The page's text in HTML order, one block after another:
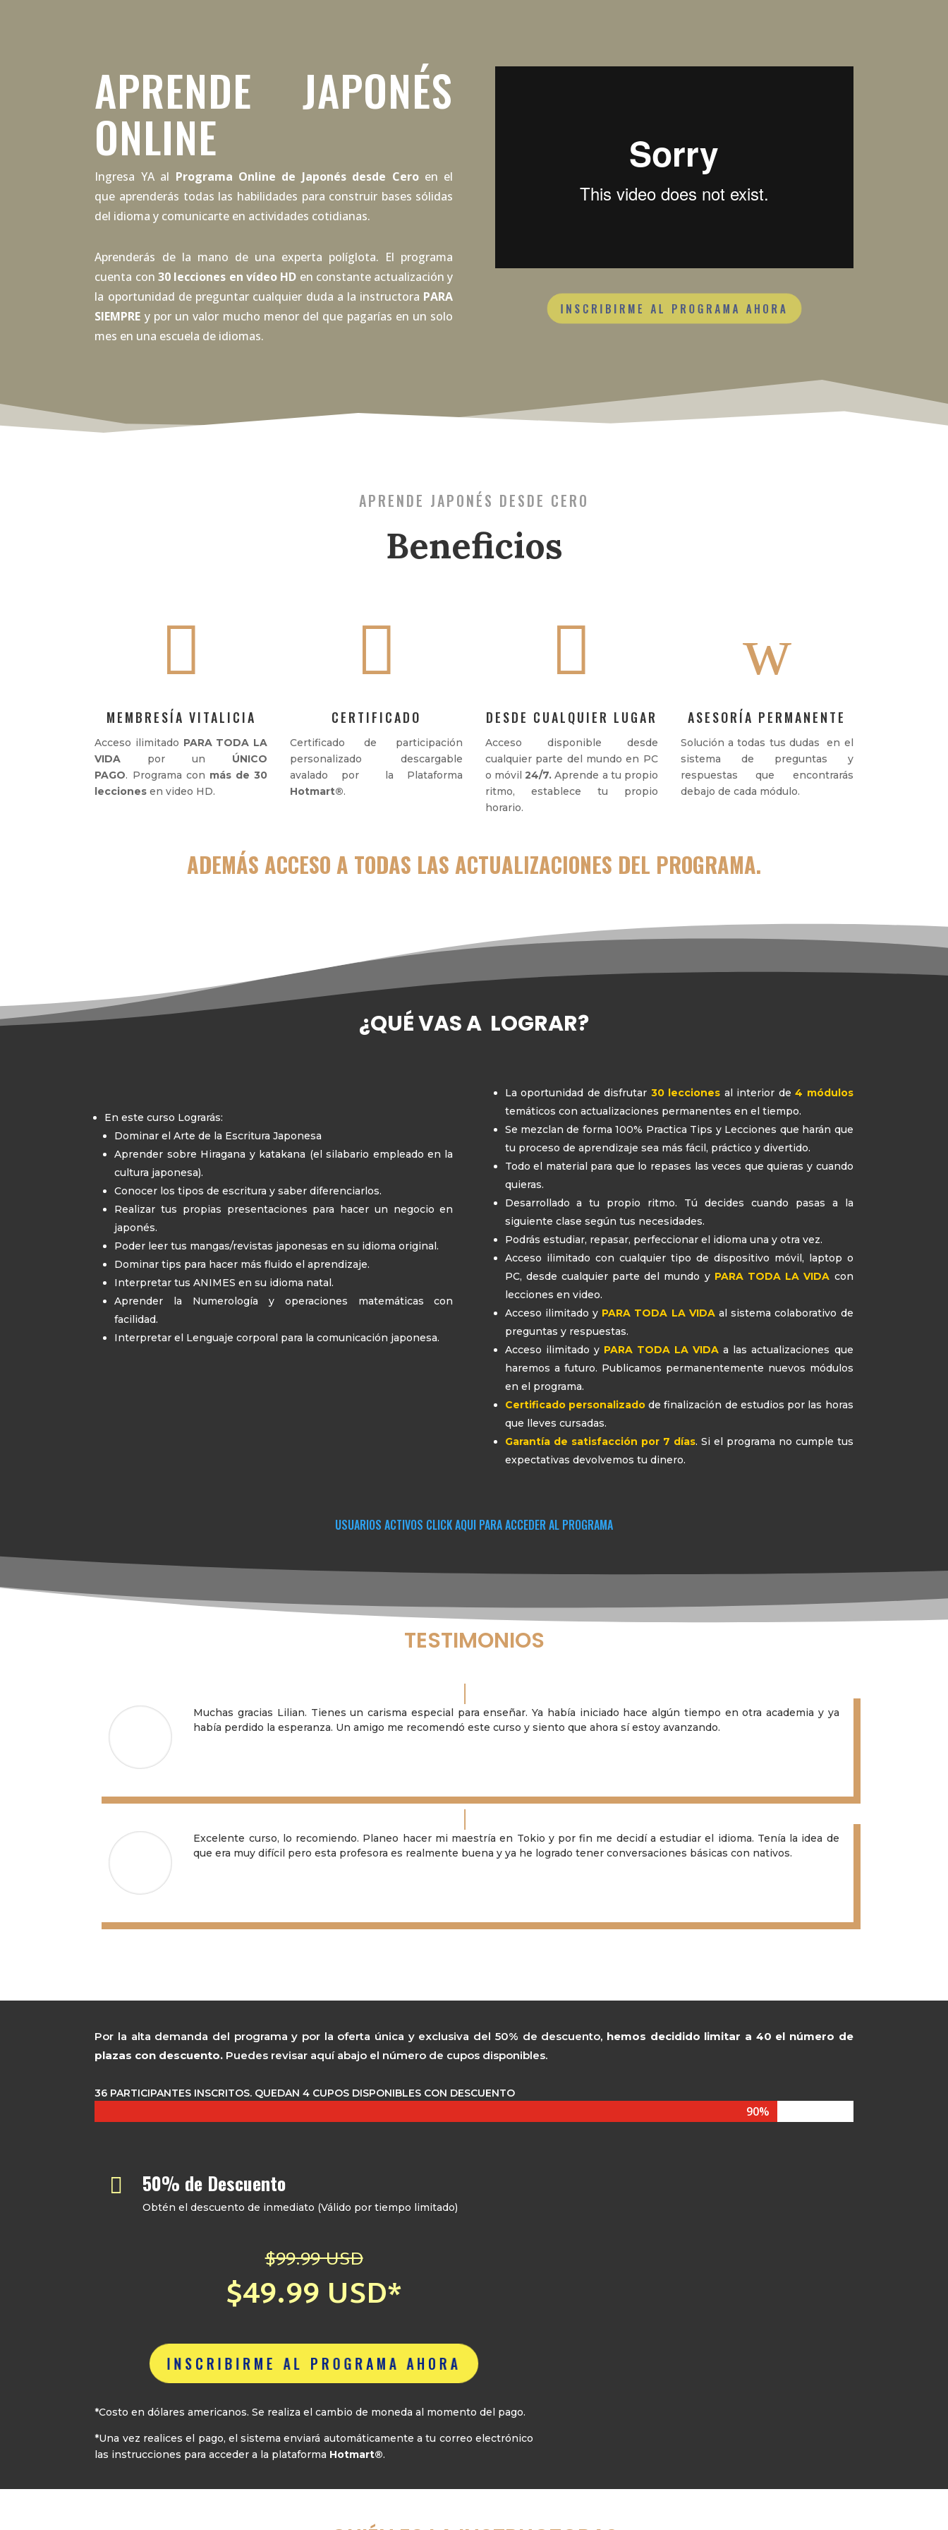
APRENDE JAPONÉS
ONLINE
Ingresa YA al Programa Online de Japonés desde Ceroen el
que aprenderás todas las habilidades para construir bases sólidas
del idioma y comunicarte en actividades cotidianas.
Aprenderás de la mano de una experta políglota. El programa
cuenta con30 lecciones en vídeo HD en constante actualización y
la oportunidad de preguntar cualquier duda a la instructora PARA
SIEMPRE y por un valor mucho menor del que pagarías en un solo
mes en una escuela de idiomas.
INSCRIBIRME AL PROGRAMA AHORA
APRENDE JAPONÉS DESDE CERO
Beneficios

MEMBRESÍA VITALICIA
Acceso ilimitado PARA TODA LA
VIDA por un ÚNICO
PAGO. Programa con más de 30
leccionesen video HD.

CERTIFICADO
Certificado de participación
personalizado descargable
avalado por la Plataforma
Hotmart®.

DESDE CUALQUIER LUGAR
Acceso disponible desde
cualquier parte del mundo en PC
o móvil24/7.Aprende a tu propio
ritmo, establece tu propio
horario.
w
ASESORÍA PERMANENTE
Solución a todas tus dudas en el
sistema de preguntas y
respuestas que encontrarás
debajo de cada módulo.
ADEMÁS ACCESO A TODAS LAS ACTUALIZACIONES DEL PROGRAMA.
¿QUÉ VAS A LOGRAR?
En este curso Lograrás:
Dominar el Arte de la Escritura Japonesa
Aprender sobre Hiragana y katakana (el silabario empleado en la
cultura japonesa).
Conocer los tipos de escritura y saber diferenciarlos.
Realizar tus propias presentaciones para hacer un negocio en
japonés.
Poder leer tus mangas/revistas japonesas en su idioma original.
Dominar tips para hacer más fluido el aprendizaje.
Interpretar tus ANIMES en su idioma natal.
Aprender la Numerología y operaciones matemáticas con
facilidad.
Interpretar el Lenguaje corporal para la comunicación japonesa.
La oportunidad de disfrutar 30 lecciones al interior de4 módulos
temáticos con actualizaciones permanentes en el tiempo.
Se mezclan de forma 100% Practica Tips y Lecciones que harán que
tu proceso de aprendizaje sea más fácil, práctico y divertido.
Todo el material para que lo repases las veces que quieras y cuando
quieras.
Desarrollado a tu propio ritmo. Tú decides cuando pasas a la
siguiente clase según tus necesidades.
Podrás estudiar, repasar, perfeccionar el idioma una y otra vez.
Acceso ilimitado con cualquier tipo de dispositivo móvil, laptop o
PC, desde cualquier parte del mundo y PARA TODA LA VIDA con
lecciones en video.
Acceso ilimitado yPARA TODA LA VIDAal sistema colaborativo de
preguntas y respuestas.
Acceso ilimitado y PARA TODA LA VIDA a las actualizaciones que
haremos a futuro. Publicamos permanentemente nuevos módulos
en el programa.
Certificado personalizadode finalización de estudios por las horas
que lleves cursadas.
Garantía de satisfacción por 7 días. Si el programa no cumple tus
expectativas devolvemos tu dinero.
USUARIOS ACTIVOS CLICK AQUI PARA ACCEDER AL PROGRAMA
TESTIMONIOS
Muchas gracias Lilian. Tienes un carisma especial para enseñar. Ya había iniciado hace algún tiempo en otra academia y ya
había perdido la esperanza. Un amigo me recomendó este curso y siento que ahora sí estoy avanzando.
Excelente curso, lo recomiendo. Planeo hacer mi maestría en Tokio y por fin me decidí a estudiar el idioma. Tenía la idea de
que era muy difícil pero esta profesora es realmente buena y ya he logrado tener conversaciones básicas con nativos.
Por la alta demanda del programa y por la oferta única y exclusiva del 50% de descuento, hemos decidido limitar a 40 el número de
plazas con descuento. Puedes revisar aquí abajo el número de cupos disponibles.
36 PARTICIPANTES INSCRITOS. QUEDAN 4 CUPOS DISPONIBLES CON DESCUENTO
90%
90%
 50% de Descuento
Obtén el descuento de inmediato (Válido por tiempo limitado)
$99.99 USD
$49.99 USD*
INSCRIBIRME AL PROGRAMA AHORA
*Costo en dólares americanos. Se realiza el cambio de moneda al momento del pago.
*Una vez realices el pago, el sistema enviará automáticamente a tu correo electrónico
las instrucciones para acceder a la plataforma Hotmart®.